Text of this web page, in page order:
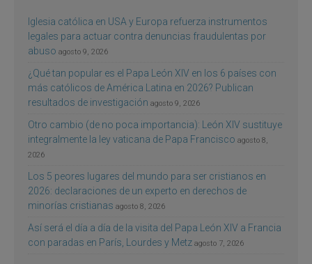
Iglesia católica en USA y Europa refuerza instrumentos
legales para actuar contra denuncias fraudulentas por
abuso agosto 9, 2026
¿Qué tan popular es el Papa León XIV en los 6 países con
más católicos de América Latina en 2026? Publican
resultados de investigación agosto 9, 2026
Otro cambio (de no poca importancia): León XIV sustituye
integralmente la ley vaticana de Papa Francisco agosto 8,
2026
Los 5 peores lugares del mundo para ser cristianos en
2026: declaraciones de un experto en derechos de
minorías cristianas agosto 8, 2026
Así será el día a día de la visita del Papa León XIV a Francia
con paradas en París, Lourdes y Metz agosto 7, 2026